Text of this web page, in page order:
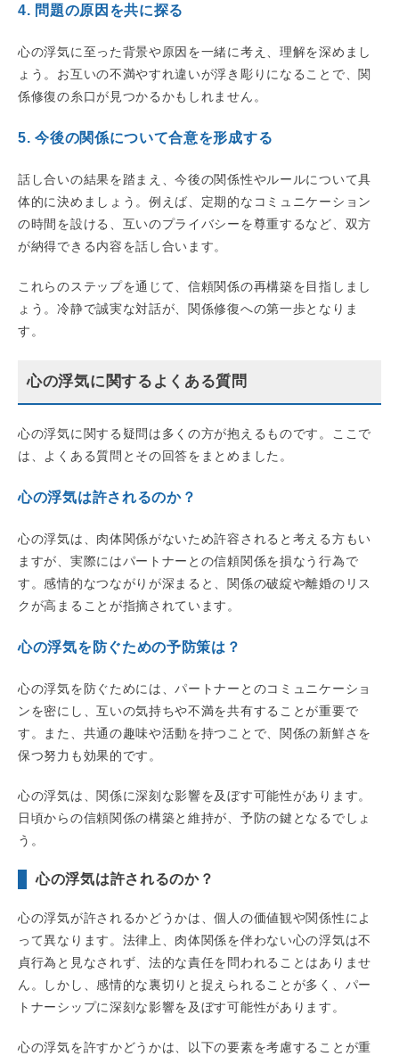
4. 問題の原因を共に探る
心の浮気に至った背景や原因を一緒に考え、理解を深めまし
ょう。お互いの不満やすれ違いが浮き彫りになることで、関
係修復の糸口が見つかるかもしれません。
5. 今後の関係について合意を形成する
話し合いの結果を踏まえ、今後の関係性やルールについて具
体的に決めましょう。例えば、定期的なコミュニケーション
の時間を設ける、互いのプライバシーを尊重するなど、双方
が納得できる内容を話し合います。
これらのステップを通じて、信頼関係の再構築を目指しまし
ょう。冷静で誠実な対話が、関係修復への第一歩となりま
す。
心の浮気に関するよくある質問
心の浮気に関する疑問は多くの方が抱えるものです。ここで
は、よくある質問とその回答をまとめました。
心の浮気は許されるのか？
心の浮気は、肉体関係がないため許容されると考える方もい
ますが、実際にはパートナーとの信頼関係を損なう行為で
す。感情的なつながりが深まると、関係の破綻や離婚のリス
クが高まることが指摘されています。
心の浮気を防ぐための予防策は？
心の浮気を防ぐためには、パートナーとのコミュニケーショ
ンを密にし、互いの気持ちや不満を共有することが重要で
す。また、共通の趣味や活動を持つことで、関係の新鮮さを
保つ努力も効果的です。
心の浮気は、関係に深刻な影響を及ぼす可能性があります。
日頃からの信頼関係の構築と維持が、予防の鍵となるでしょ
う。
心の浮気は許されるのか？
心の浮気が許されるかどうかは、個人の価値観や関係性によ
って異なります。法律上、肉体関係を伴わない心の浮気は不
貞行為と見なされず、法的な責任を問われることはありませ
ん。しかし、感情的な裏切りと捉えられることが多く、パー
トナーシップに深刻な影響を及ぼす可能性があります。
心の浮気を許すかどうかは、以下の要素を考慮することが重